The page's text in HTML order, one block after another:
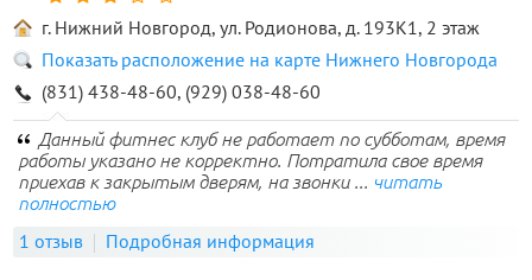
г. Нижний Новгород, ул. Родионова, д. 193К1, 2 этаж
Показать расположение на карте Нижнего Новгорода
(831) 438-48-60, (929) 038-48-60
Данный фитнес клуб не работает по субботам, время
работы указано не корректно. Потратила свое время
приехав к закрытым дверям, на звонки ... читать
полностью
1 отзыв Подробная информация